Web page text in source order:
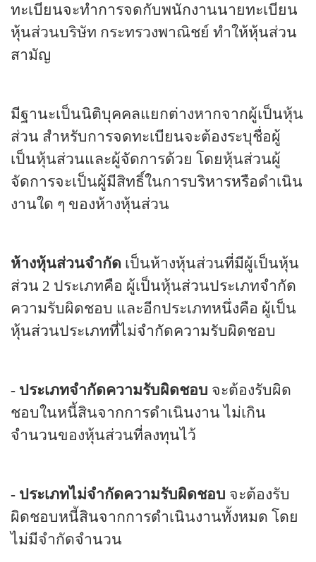
ทะเบียนจะทำการจดกับพนักงานนายทะเบียน
หุ้นส่วนบริษัท กระทรวงพาณิชย์ ทำให้หุ้นส่วน
สามัญ
มีฐานะเป็นนิติบุคคลแยกต่างหากจากผู้เป็นหุ้น
ส่วน สำหรับการจดทะเบียนจะต้องระบุชื่อผู้
เป็นหุ้นส่วนและผู้จัดการด้วย โดยหุ้นส่วนผู้
จัดการจะเป็นผู้มีสิทธิ์ในการบริหารหรือดำเนิน
งานใด ๆ ของห้างหุ้นส่วน
ห้างหุ้นส่วนจำกัด เป็นห้างหุ้นส่วนที่มีผู้เป็นหุ้น
ส่วน 2 ประเภทคือ ผู้เป็นหุ้นส่วนประเภทจำกัด
ความรับผิดชอบ และอีกประเภทหนึ่งคือ ผู้เป็น
หุ้นส่วนประเภทที่ไม่จำกัดความรับผิดชอบ
- ประเภทจำกัดความรับผิดชอบ จะต้องรับผิด
ชอบในหนี้สินจากการดำเนินงาน ไม่เกิน
จำนวนของหุ้นส่วนที่ลงทุนไว้
- ประเภทไม่จำกัดความรับผิดชอบ จะต้องรับ
ผิดชอบหนี้สินจากการดำเนินงานทั้งหมด โดย
ไม่มีจำกัดจำนวน